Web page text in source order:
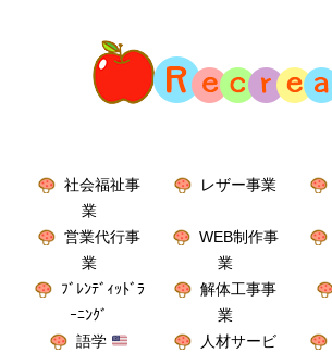
社会福祉事
業
レザー事業
営業代行事
業
WEB制作事
業
ﾌﾞﾚﾝﾃﾞｨｯﾄﾞﾗ
ｰﾆﾝｸﾞ
解体工事事
業
語学
人材サービ